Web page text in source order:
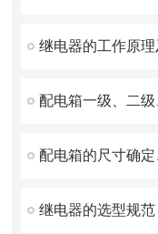
继电器的工作原
配电箱一级、二
配电箱的尺寸确
继电器的选型规范